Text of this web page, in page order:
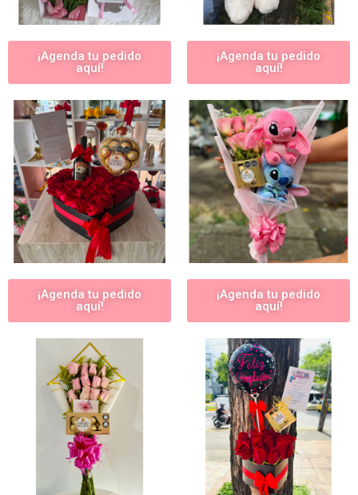
¡Agenda tu pedido
aquí!
¡Agenda tu pedido
aquí!
¡Agenda tu pedido
aquí!
¡Agenda tu pedido
aquí!